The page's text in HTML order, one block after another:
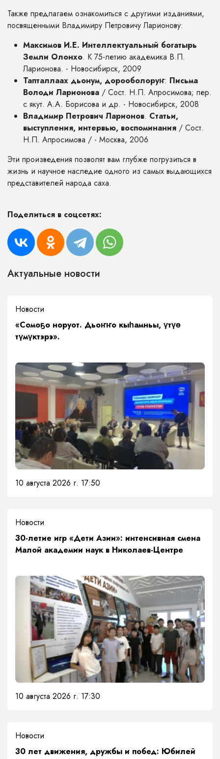
Также предлагаем ознакомиться с другими изданиями,
посвященными Владимиру Петровичу Ларионову:
Максимов И.Е. Интеллектуальный богатырь
Земли Олонхо. К 75-летию академика В.П.
Ларионова. - Новосибирск, 2009
Тапталлаах дьонум, дорооболоруҥ: Письма
Володи Ларионова / Сост. Н.П. Апросимова; пер.
с якут. А.А. Борисова и др. - Новосибирск, 2008
Владимир Петрович Ларионов. Статьи,
выступления, интервью, воспоминания / Сост.
Н.П. Апросимова / - Москва, 2006
Эти произведения позволят вам глубже погрузиться в
жизнь и научное наследие одного из самых выдающихся
представителей народа саха.
Поделиться в соцсетях:
Актуальные новости
Новости
«Сомоҕо норуот. Дьоҥҥо кыһамньы, үтүө
түмүктэрэ».
10 августа 2026 г. 17:50
Новости
30-летие игр «Дети Азии»: интенсивная смена
Малой академии наук в Николаев-Центре
10 августа 2026 г. 17:30
Новости
​30 лет движения, дружбы и побед: Юбилей